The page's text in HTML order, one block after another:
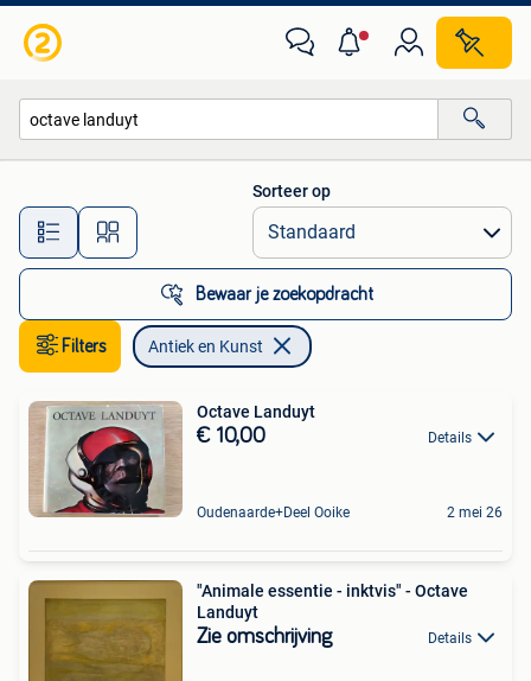
Alle afstanden…
Sorteer op
Bewaar je zoekopdracht
Filters Antiek en Kunst
Octave Landuyt
€ 10,00 Details
Oudenaarde+Deel Ooike 2 mei 26
"Animale essentie - inktvis" - Octave
Landuyt
Zie omschrijving Details